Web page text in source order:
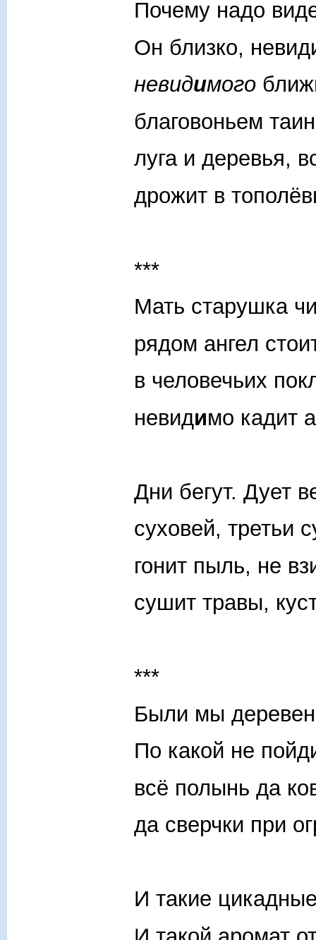
Почему надо
Он близко,
невидимого
благовоньем
луга и деревья,
дрожит в
***
Мать старушка
рядом ангел
в человечьих
невидимо кадит
Дни бегут. Дует
суховей, третьи
гонит пыль, не
сушит травы,
***
Были мы
По какой не
всё полынь да
да сверчки при
И такие